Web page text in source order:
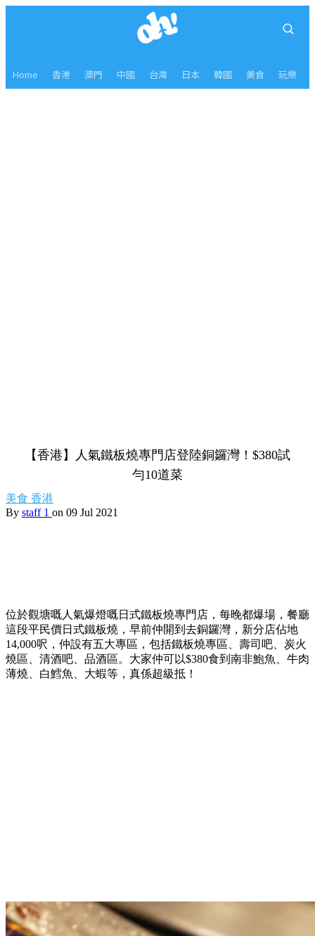
Home 香港 澳門 中國 台灣 日本 韓國 美食 玩樂
【香港】人氣鐵板燒專門店登陸銅鑼灣！$380試
勻10道菜
美食 香港
By staff 1 on 09 Jul 2021
位於觀塘嘅人氣爆燈嘅日式鐵板燒專門店，每晚都爆場，餐廳
這段平民價日式鐵板燒，早前仲開到去銅鑼灣，新分店佔地
14,000呎，仲設有五大專區，包括鐵板燒專區、壽司吧、炭火
燒區、清酒吧、品酒區。大家仲可以$380食到南非鮑魚、牛肉
薄燒、白鱈魚、大蝦等，真係超級抵！